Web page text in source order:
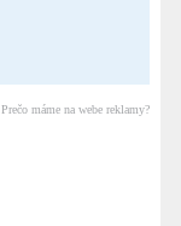
Prečo máme na webe reklamy?